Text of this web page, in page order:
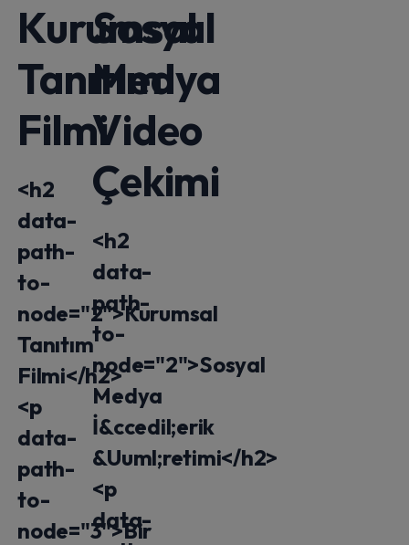
Kurumsal
Tanıtım
Filmi
<h2
data-
path-
to-
node="2">Kurumsal
Tanıtım
Filmi</h2>
<p
data-
path-
to-
node="3">Bir
Sosyal
Medya
Video
Çekimi
<h2
data-
path-
to-
node="2">Sosyal
Medya
İ&ccedil;erik
&Uuml;retimi</h2>
<p
data-